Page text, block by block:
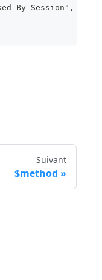
By Session",
Suivant
$method